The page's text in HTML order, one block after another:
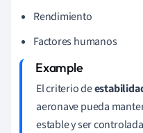
Rendimiento
Factores humanos
El criterio de
aeronave pueda
estable y ser